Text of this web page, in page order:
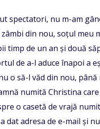
spectatori, nu m-am
din nou, soțul meu
timp de un an și două
de a-l aduce înapoi a
o să-l văd din nou,
numită Christina
o casetă de vrajă
dat adresa de e-mail și